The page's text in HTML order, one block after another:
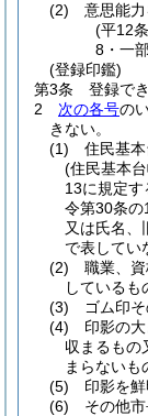
(2)
意思能
(平12
8・一
(登録印鑑)
第3条
登録で
2
次の各号の
きない。
(1)
住民基
(住民基本
13に規定
令第30条の
又は氏名、
で表してい
(2)
職業、
しているも
(3)
ゴム印
(4)
印影の
収まるもの
まらないも
(5)
印影を
(6)
その他